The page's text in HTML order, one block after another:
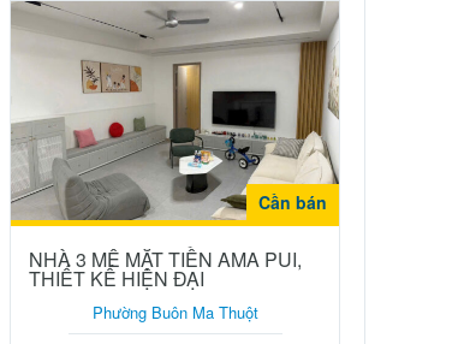
Cần bán
NHÀ 3 MÊ MẶT TIỀN AMA PUI,
THIẾT KẾ HIỆN ĐẠI
Phường Buôn Ma Thuột